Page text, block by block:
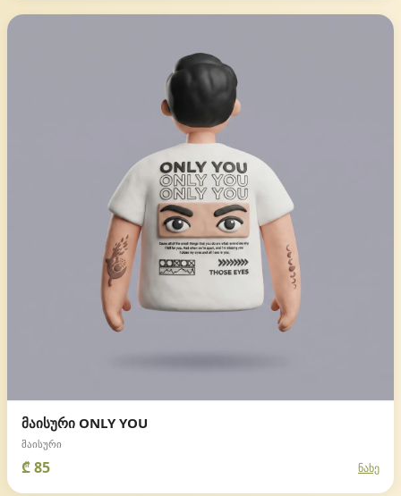
მაისური ONLY YOU
მაისური
₾ 85 ნახე